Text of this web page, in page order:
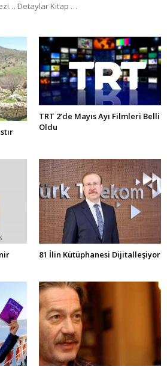
Detaylar Kitap …
TRT 2’de Mayıs Ayı Filmleri Belli
Oldu
81 İlin Kütüphanesi Dijitalleşiyor